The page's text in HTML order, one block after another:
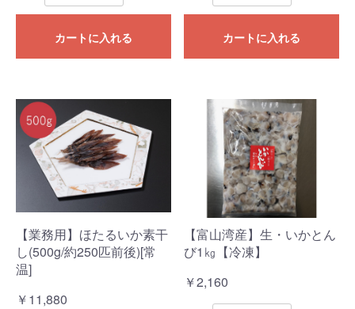
カートに入れる カートに入れる
【業務用】ほたるいか素干
し(500g/約250匹前後)[常
温]
￥11,880
【富山湾産】生・いかとん
び1㎏【冷凍】
￥2,160